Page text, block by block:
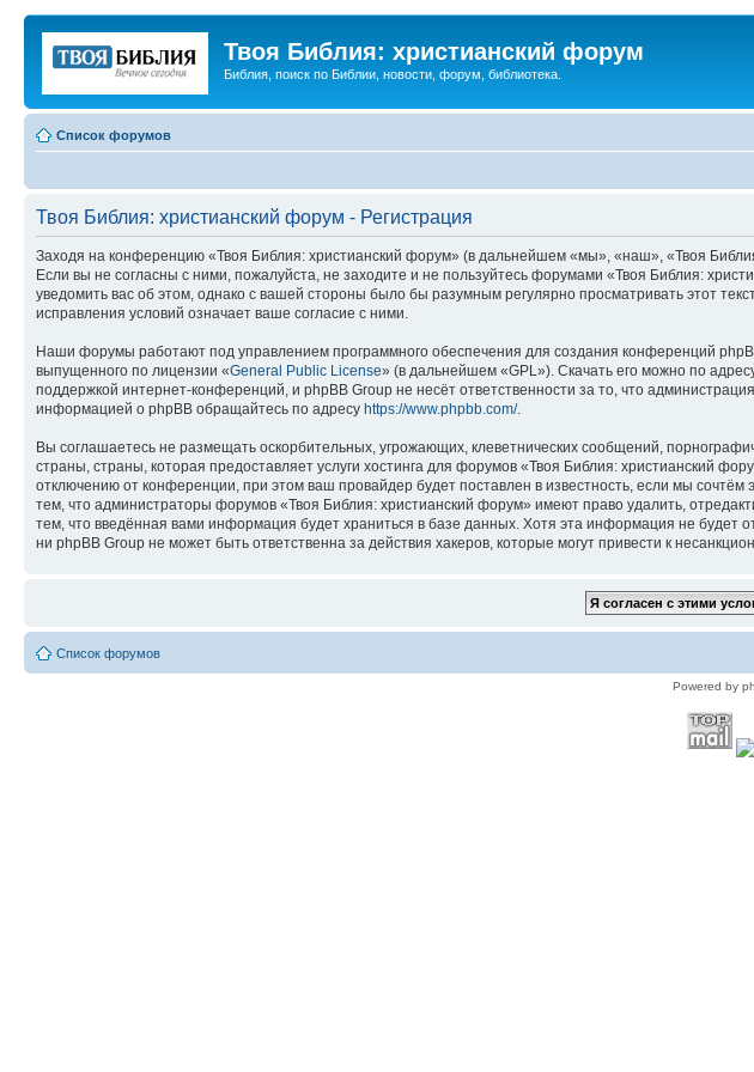
Твоя Библия: христианский форум
Библия, поиск по Библии, новости, форум, библиотека.
Список форумов
Твоя Библия: христианский форум - Регистрация
Заходя на конференцию «Твоя Библия: христианский форум» (в дальнейшем «мы», «наш», «Твоя
Если вы не согласны с ними, пожалуйста, не заходите и не пользуйтесь форумами «Твоя Библия:
уведомить вас об этом, однако с вашей стороны было бы разумным регулярно просматривать этот
исправления условий означает ваше согласие с ними.
Наши форумы работают под управлением программного обеспечения для создания конференций
выпущенного по лицензии «General Public License» (в дальнейшем «GPL»). Скачать его можно по
поддержкой интернет-конференций, и phpBB Group не несёт ответственности за то, что
информацией о phpBB обращайтесь по адресу https://www.phpbb.com/.
Вы соглашаетесь не размещать оскорбительных, угрожающих, клеветнических сообщений,
страны, страны, которая предоставляет услуги хостинга для форумов «Твоя Библия: христианский
отключению от конференции, при этом ваш провайдер будет поставлен в известность, если мы
тем, что администраторы форумов «Твоя Библия: христианский форум» имеют право удалить,
тем, что введённая вами информация будет храниться в базе данных. Хотя эта информация не
ни phpBB Group не может быть ответственна за действия хакеров, которые могут привести к
Список форумов
Powered by